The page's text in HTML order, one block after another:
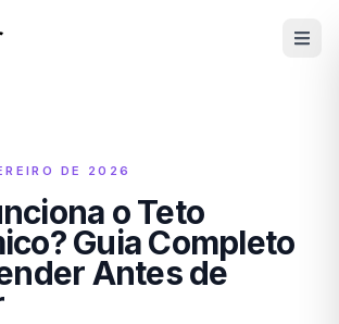
DE 2026
o Teto
Guia Completo
Antes de